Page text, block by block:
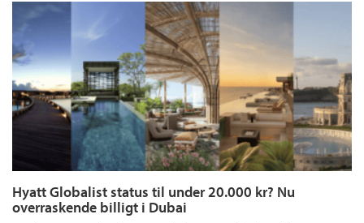
Hyatt Globalist status til under 20.000 kr? Nu
overraskende billigt i Dubai